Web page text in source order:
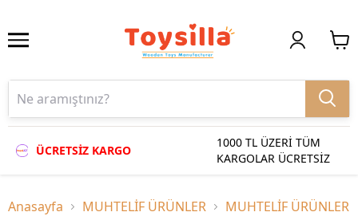
ÜCRETSİZ KARGO
1000 TL ÜZERİ TÜM
KARGOLAR ÜCRETSİZ
Anasayfa MUHTELİF ÜRÜNLER
MUHTELİF ÜRÜNLER